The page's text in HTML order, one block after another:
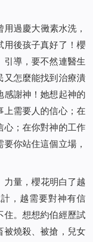
過慶大黴素水洗，
用後孩子真好了！櫻
導，要不然連醫生
又怎麼能找到治療潰
感謝神！她想起神的
上需要人的信心；在
心；在你對神的工作
你站住這個立場，
力量，櫻花明白了越
，越需要對神有信
住。想想約伯經歷試
被燒殺、被搶，兒女